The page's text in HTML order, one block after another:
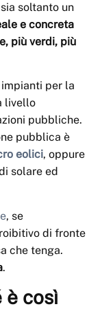
soltanto un
e concreta
più verdi, più
impianti per la
livello
pubbliche.
pubblica è
eolici, oppure
solare ed
, se
di fronte
che tenga.
.
è così